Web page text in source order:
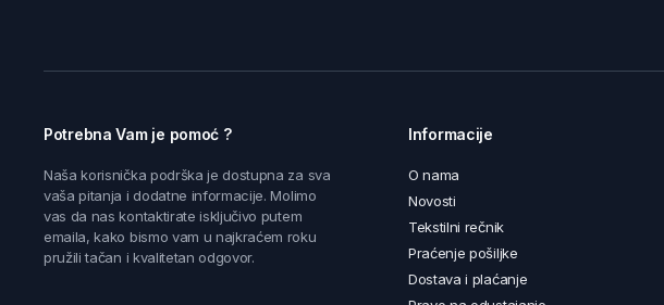
Potrebna Vam je pomoć ?
Naša korisnička podrška je dostupna za sva
vaša pitanja i dodatne informacije. Molimo
vas da nas kontaktirate isključivo putem
emaila, kako bismo vam u najkraćem roku
pružili tačan i kvalitetan odgovor.
Informacije
O nama
Novosti
Tekstilni rečnik
Praćenje pošiljke
Dostava i plaćanje